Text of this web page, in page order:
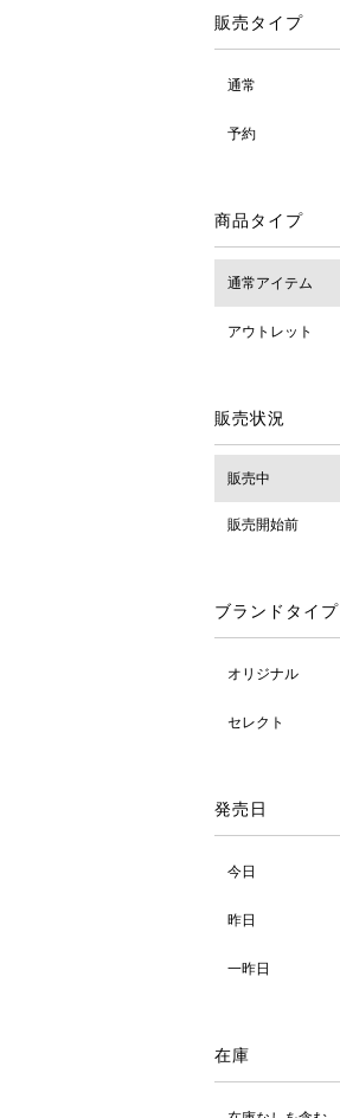
販売タイプ
通常
予約
商品タイプ
通常アイテム
アウトレット
販売状況
販売中
販売開始前
ブランドタイプ
オリジナル
セレクト
発売日
今日
昨日
一昨日
在庫